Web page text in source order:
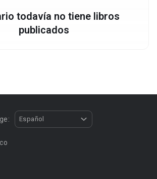
todavía no tiene libros
publicados
Español